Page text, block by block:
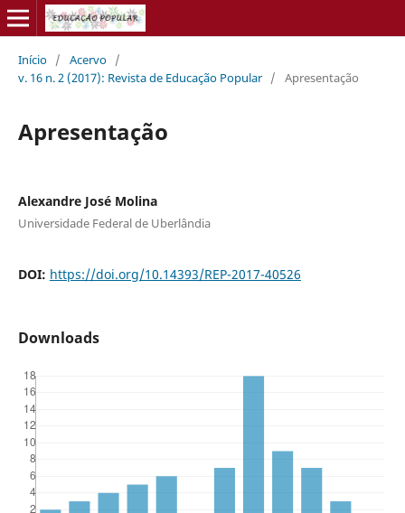
Início / Acervo /
v. 16 n. 2 (2017): Revista de Educação Popular / Apresentação
Apresentação
Alexandre José Molina
Universidade Federal de Uberlândia
DOI: https://doi.org/10.14393/REP-2017-40526
Downloads